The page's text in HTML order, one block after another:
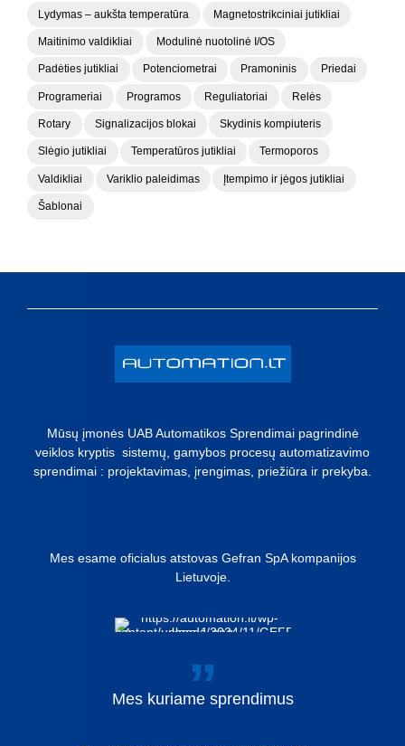
Lydymas – aukšta temperatūra Magnetostrikciniai jutikliai
Maitinimo valdikliai Modulinė nuotolinė I/OS
Padėties jutikliai Potenciometrai Pramoninis Priedai
Programeriai Programos Reguliatoriai Relės
Rotary Signalizacijos blokai Skydinis kompiuteris
Slėgio jutikliai Temperatūros jutikliai Termoporos
Valdikliai Variklio paleidimas Įtempimo ir jėgos jutikliai
Šablonai
Mūsų įmonės UAB Automatikos Sprendimai pagrindinė
veiklos kryptis sistemų, gamybos procesų automatizavimo
sprendimai : projektavimas, įrengimas, priežiūra ir prekyba.
Mes esame oficialus atstovas Gefran SpA kompanijos
Lietuvoje.
Mes kuriame sprendimus